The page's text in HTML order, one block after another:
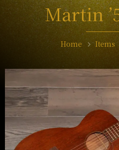
Martin
Home Items